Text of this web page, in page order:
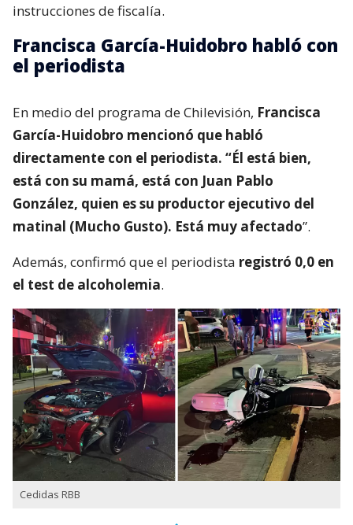
instrucciones de fiscalía.
Francisca García-Huidobro habló con
el periodista
En medio del programa de Chilevisión, Francisca
García-Huidobro mencionó que habló
directamente con el periodista. “Él está bien,
está con su mamá, está con Juan Pablo
González, quien es su productor ejecutivo del
matinal (Mucho Gusto). Está muy afectado”.
Además, confirmó que el periodista registró 0,0 en
el test de alcoholemia.
Cedidas RBB